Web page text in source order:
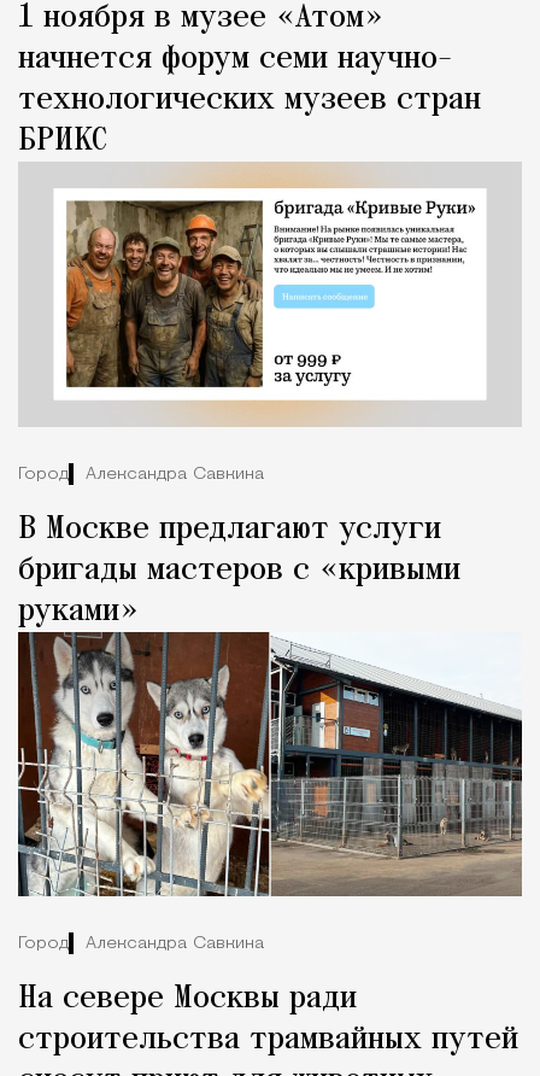
1 ноября в музее «Атом»
начнется форум семи научно-
технологических музеев стран
БРИКС
Город Александра Савкина
В Москве предлагают услуги
бригады мастеров с «кривыми
руками»
Город Александра Савкина
На севере Москвы ради
строительства трамвайных путей